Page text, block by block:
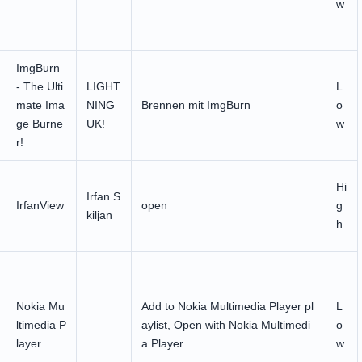
w
ImgBurn
- The Ulti
mate Ima
ge Burne
r!
LIGHT
NING
UK!
Brennen mit ImgBurn
L
o
w
IrfanView
Irfan S
kiljan
open
Hi
g
h
Nokia Mu
ltimedia P
layer
Add to Nokia Multimedia Player pl
aylist, Open with Nokia Multimedi
a Player
L
o
w